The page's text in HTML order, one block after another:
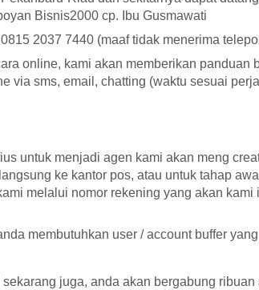
Bisnis2000 cp. Ibu Gusmawati
2037 7440 (maaf tidak menerima
online, kami akan memberikan panduan
via sms, email, chatting (waktu sesuai
untuk menjadi agen kami akan meng
ke kantor pos, atau untuk tahap
melalui nomor rekening yang akan kami
membutuhkan user / account buffer
juga, anda akan bergabung ribuan